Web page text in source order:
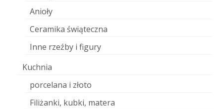
Anioły
Ceramika świąteczna
Inne rzeźby i figury
Kuchnia
porcelana i złoto
Filiżanki, kubki, matera